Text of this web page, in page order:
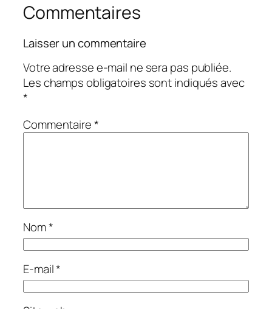
Commentaires
Laisser un commentaire
Votre adresse e-mail ne sera pas publiée.
Les champs obligatoires sont indiqués avec
*
Commentaire*
Nom*
E-mail*